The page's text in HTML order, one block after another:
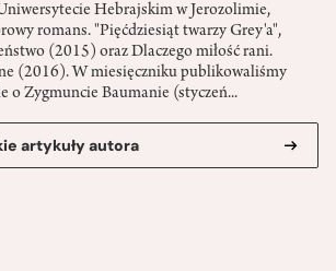
Hebrajskim w Jerozolimie,
romans. "Pięćdziesiąt twarzy Grey'a",
(2015) oraz Dlaczego miłość rani.
(2016). W miesięczniku publikowaliśmy
o Zygmuncie Baumanie (styczeń...
artykuły autora